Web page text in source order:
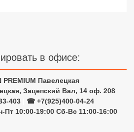
в офисе:
PREMIUM Павелецкая
Зацепский Вал, 14 оф. 208
403
☎ +7(925)400-04-24
Пт 10:00-19:00 Сб-Вс 11:00-16:00